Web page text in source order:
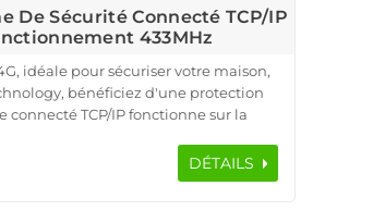
De Sécurité Connecté TCP/IP
433MHz
idéale pour sécuriser votre maison,
bénéficiez d'une protection
TCP/IP fonctionne sur la
d'ouverture, un détecteur de
Installation simple et
DÉTAILS